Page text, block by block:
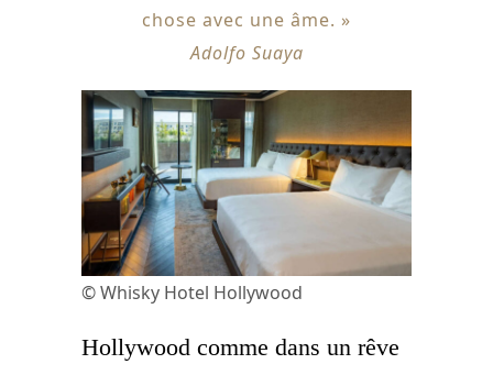
chose avec une âme. »
Adolfo Suaya
© Whisky Hotel Hollywood
Hollywood comme dans un rêve